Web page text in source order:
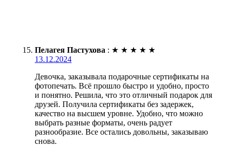
Пелагея Пастухова : ★ ★ ★ ★ ★
13.12.2024
Девочка, заказывала подарочные сертификаты на
фотопечать. Всё прошло быстро и удобно, просто
и понятно. Решила, что это отличный подарок для
друзей. Получила сертификаты без задержек,
качество на высшем уровне. Удобно, что можно
выбрать разные форматы, очень радует
разнообразие. Все остались довольны, заказываю
снова.